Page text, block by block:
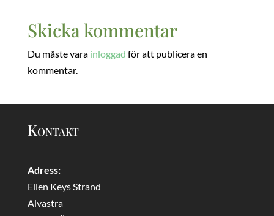
Skicka kommentar
Du måste vara inloggad för att publicera en
kommentar.
Kontakt
Adress:
Ellen Keys Strand
Alvastra